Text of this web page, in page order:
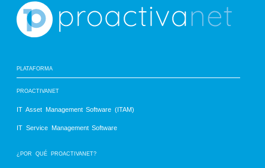
PLATAFORMA
PROACTIVANET
IT Asset Management Software (ITAM)
IT Service Management Software
¿POR QUÉ PROACTIVANET?